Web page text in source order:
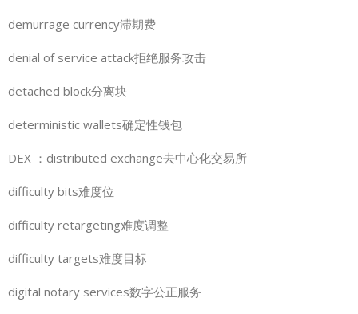
demurrage currency滞期费
denial of service attack拒绝服务攻击
detached block分离块
deterministic wallets确定性钱包
DEX ：distributed exchange去中心化交易所
difficulty bits难度位
difficulty retargeting难度调整
difficulty targets难度目标
digital notary services数字公正服务